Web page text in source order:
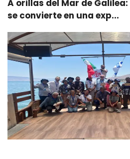
A orillas del Mar de
se convierte en una exp...